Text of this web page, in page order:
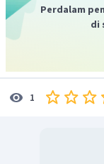
Perdalam
di
1